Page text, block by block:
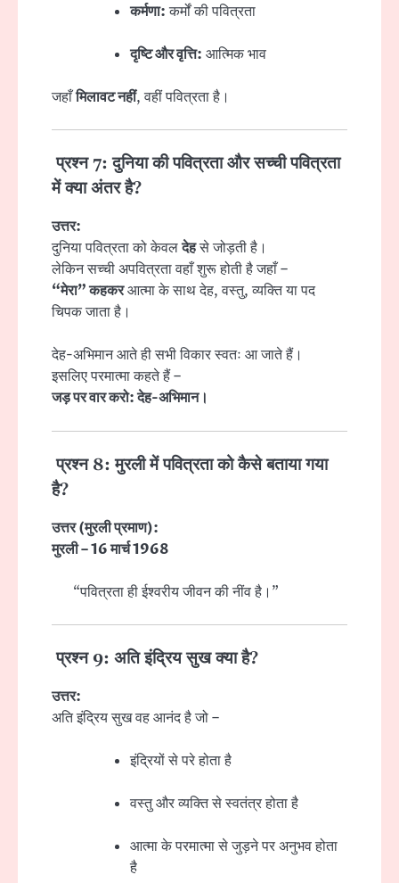
कर्मणा:कर्मों की पवित्रता
दृष्टि और वृत्ति: आत्मिक भाव
जहाँमिलावट नहीं, वहीं पवित्रता है।
प्रश्न 7: दुनिया की पवित्रता और सच्ची पवित्रता
में क्या अंतर है?
उत्तर:
दुनिया पवित्रता को केवलदेहसे जोड़ती है।
लेकिन सच्ची अपवित्रता वहाँ शुरू होती है जहाँ –
“मेरा” कहकरआत्मा के साथ देह, वस्तु, व्यक्ति या पद
चिपक जाता है।
देह-अभिमान आते ही सभी विकार स्वतः आ जाते हैं।
इसलिए परमात्मा कहते हैं –
जड़ पर वार करो: देह-अभिमान।
प्रश्न 8: मुरली में पवित्रता को कैसे बताया गया
है?
उत्तर (मुरली प्रमाण):
मुरली – 16 मार्च 1968
“पवित्रता ही ईश्वरीय जीवन की नींव है।”
प्रश्न 9: अति इंद्रिय सुख क्या है?
उत्तर:
अति इंद्रिय सुख वह आनंद है जो –
इंद्रियों से परे होता है
वस्तु और व्यक्ति से स्वतंत्र होता है
आत्मा के परमात्मा से जुड़ने पर अनुभव होता
है